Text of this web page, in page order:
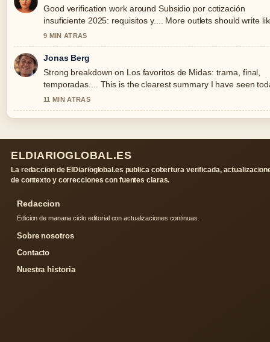
Good verification work around Subsidio por cotización
insuficiente 2025: requisitos y.... More outlets should write
this.
9 MIN ATRAS
Jonas Berg
Strong breakdown on Los favoritos de Midas: trama, final,
temporadas.... This is the clearest summary I have seen
11 MIN ATRAS
ELDIARIOGLOBAL.ES
La redaccion de ElDiarioglobal.es publica cobertura verificada,
de contexto y correcciones con fuentes claras.
Redaccion
Edicion de manana ciclo editorial con actualizaciones continuas.
Sobre nosotros
Contacto
Nuestra historia